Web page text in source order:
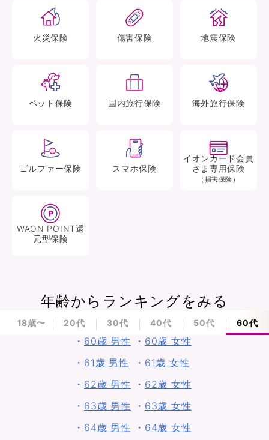
火災保険 傷害保険 地震保険
ペット 保険 国内旅行保険 海外旅行保険
ゴルファー保険 スマホ保険
イオンカード会員
さま専用保険
（損害保険）
WAON POINT還
元型保険
年齢からランキングをみる
18歳〜 20代 30代 40代 50代 60代
・ 60歳 男性
・ 61歳 男性
・ 62歳 男性
・ 63歳 男性
・ 64歳 男性
・ 60歳 女性
・ 61歳 女性
・ 62歳 女性
・ 63歳 女性
・ 64歳 女性